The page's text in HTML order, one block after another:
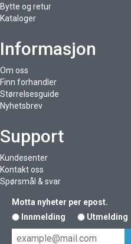
Bytte og retur
Kataloger
Informasjon
Om oss
Finn forhandler
Størrelsesguide
Nyhetsbrev
Support
Kundesenter
Kontakt oss
Spørsmål & svar
Motta nyheter per epost.
Innmelding
Utmelding